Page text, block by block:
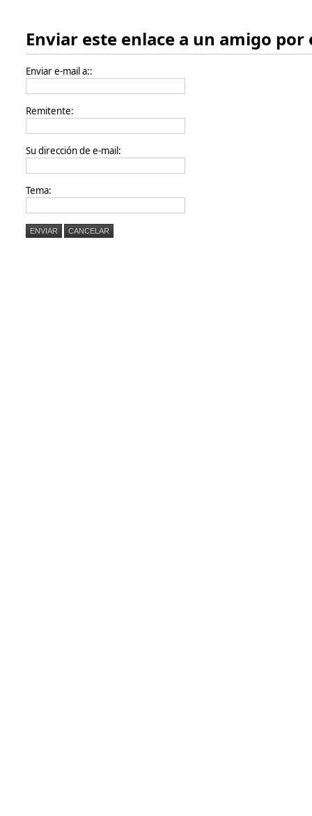
Enviar este enlace a un amigo por
Enviar e-mail a::
Remitente:
Su dirección de e-mail:
Tema:
ENVIAR CANCELAR